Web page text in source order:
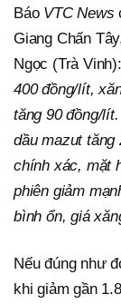
Báo VTC News
Giang Chấn
Ngọc (Trà Vinh):
400 đồng/lít,
tăng 90 đồng/
dầu mazut tăng
chính xác, mặt
phiên giảm
bình ổn, giá
Nếu đúng như
khi giảm gần